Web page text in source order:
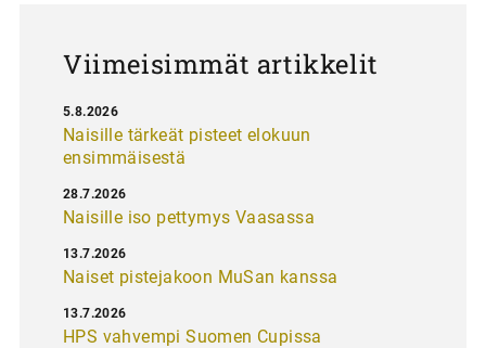
Viimeisimmät artikkelit
Naisille tärkeät pisteet elokuun
ensimmäisestä
5.8.2026
Naisille iso pettymys Vaasassa
28.7.2026
Naiset pistejakoon MuSan kanssa
13.7.2026
HPS vahvempi Suomen Cupissa
13.7.2026